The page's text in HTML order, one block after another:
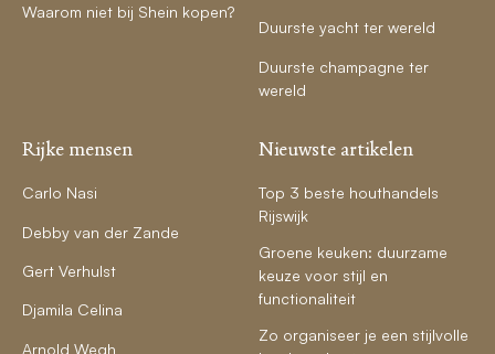
Waarom niet bij Shein kopen?
Duurste yacht ter wereld
Duurste champagne ter
wereld
Rijke mensen
Carlo Nasi
Debby van der Zande
Gert Verhulst
Djamila Celina
Arnold Wegh
Nieuwste artikelen
Top 3 beste houthandels
Rijswijk
Groene keuken: duurzame
keuze voor stijl en
functionaliteit
Zo organiseer je een stijlvolle